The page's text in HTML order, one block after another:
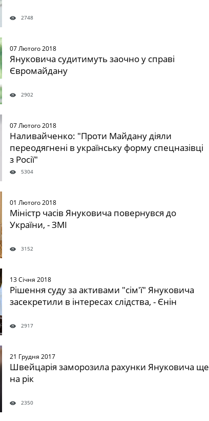
2748
07 Лютого 2018
Януковича судитимуть заочно у справі
Євромайдану
2902
07 Лютого 2018
Наливайченко: "Проти Майдану діяли
переодягнені в українську форму спецназівці
з Росії"
5304
01 Лютого 2018
Міністр часів Януковича повернувся до
України, - ЗМІ
3152
13 Січня 2018
Рішення суду за активами "сім'ї" Януковича
засекретили в інтересах слідства, - Єнін
2917
21 Грудня 2017
Швейцарія заморозила рахунки Януковича ще
на рік
2350